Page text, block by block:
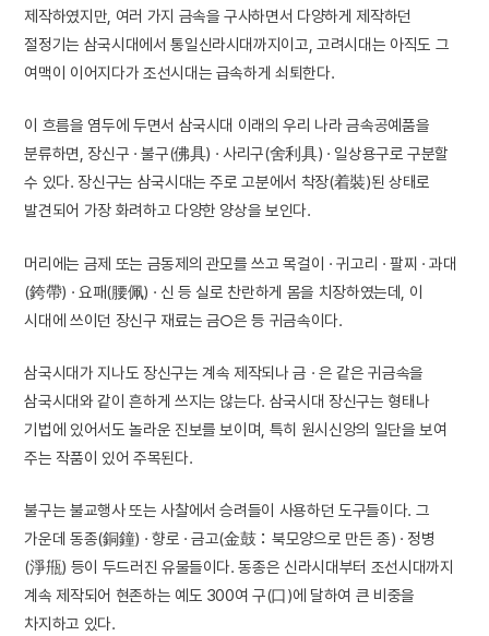
제작하였지만, 여러 가지 금속을 구사하면서 다양하게 제작하던
절정기는 삼국시대에서 통일신라시대까지이고, 고려시대는 아직도 그
여맥이 이어지다가 조선시대는 급속하게 쇠퇴한다.
이 흐름을 염두에 두면서 삼국시대 이래의 우리 나라 금속공예품을
분류하면, 장신구 · 불구(佛具) · 사리구(舍利具) · 일상용구로 구분할
수 있다. 장신구는 삼국시대는 주로 고분에서 착장(着裝)된 상태로
발견되어 가장 화려하고 다양한 양상을 보인다.
머리에는 금제 또는 금동제의 관모를 쓰고 목걸이 · 귀고리 · 팔찌 · 과대
(銙帶) · 요패(腰佩) · 신 등 실로 찬란하게 몸을 치장하였는데, 이
시대에 쓰이던 장신구 재료는 금○은 등 귀금속이다.
삼국시대가 지나도 장신구는 계속 제작되나 금 · 은 같은 귀금속을
삼국시대와 같이 흔하게 쓰지는 않는다. 삼국시대 장신구는 형태나
기법에 있어서도 놀라운 진보를 보이며, 특히 원시신앙의 일단을 보여
주는 작품이 있어 주목된다.
불구는 불교행사 또는 사찰에서 승려들이 사용하던 도구들이다. 그
가운데 동종(銅鐘) · 향로 · 금고(金鼓：북모양으로 만든 종) · 정병
(淨甁) 등이 두드러진 유물들이다. 동종은 신라시대부터 조선시대까지
계속 제작되어 현존하는 예도 300여 구(口)에 달하여 큰 비중을
차지하고 있다.